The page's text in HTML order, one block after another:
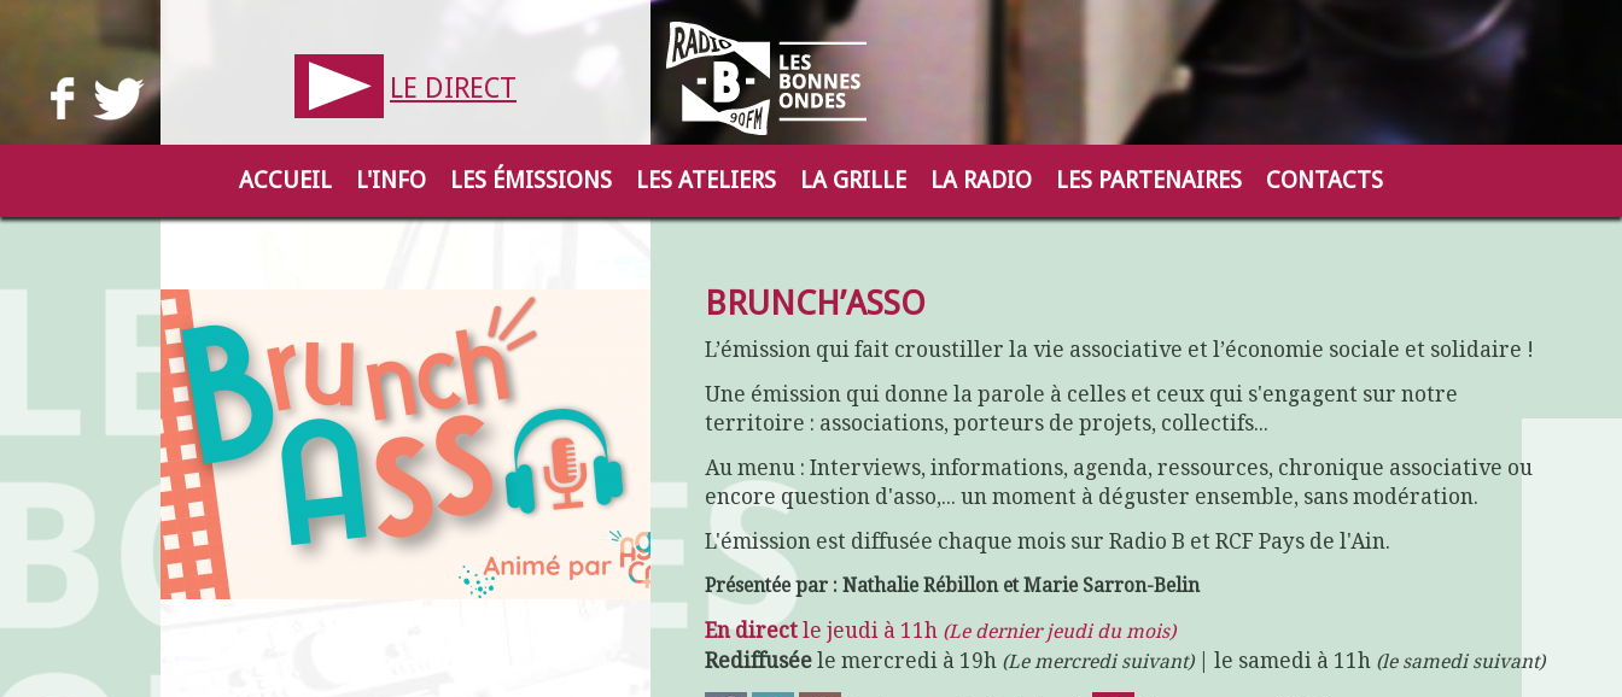
LE DIRECT
ACCUEIL L'INFO LES ÉMISSIONS LES ATELIERS LA GRILLE LA RADIO LES PARTENAIRES CONTACTS
BRUNCH’ASSO
L’émission qui fait croustiller la vie associative et l’économie sociale et solidaire !
Une émission qui donne la parole à celles et ceux qui s'engagent sur notre
territoire : associations, porteurs de projets, collectifs...
Au menu : Interviews, informations, agenda, ressources, chronique associative ou
encore question d'asso,... un moment à déguster ensemble, sans modération.
L'émission est diffusée chaque mois sur Radio B et RCF Pays de l'Ain.
Présentée par : Nathalie Rébillon et Marie Sarron-Belin
En direct le jeudi à 11h (Le dernier jeudi du mois)
Rediffusée le mercredi à 19h (Le mercredi suivant)| le samedi à 11h (le samedi suivant)